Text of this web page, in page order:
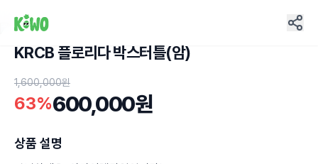
KRCB 플로리다 박스터틀(암)
1,600,000원
63%600,000원
상품 설명